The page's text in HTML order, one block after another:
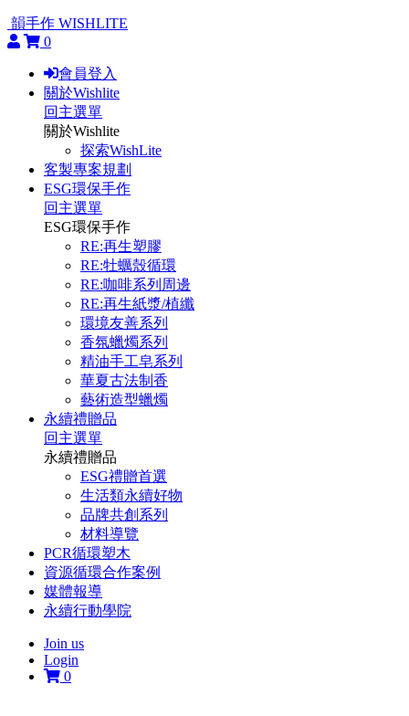
韻手作 WISHLITE
0
會員登入
關於Wishlite
回主選單
關於Wishlite
探索WishLite
客製專案規劃
ESG環保手作
回主選單
ESG環保手作
RE:再生塑膠
RE:牡蠣殼循環
RE:咖啡系列周邊
RE:再生紙漿/植纖
環境友善系列
香氛蠟燭系列
精油手工皂系列
華夏古法制香
藝術造型蠟燭
永續禮贈品
回主選單
永續禮贈品
ESG禮贈首選
生活類永續好物
品牌共創系列
材料導覽
PCR循環塑木
資源循環合作案例
媒體報導
永續行動學院
Join us
Login
0